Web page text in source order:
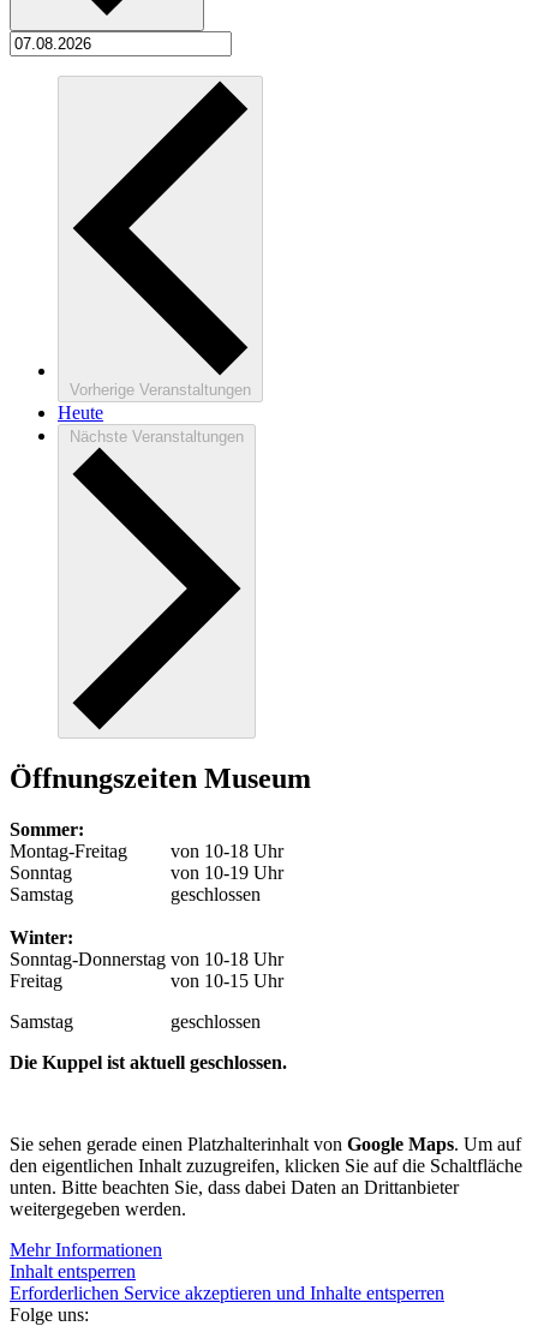
Vorherige Veranstaltungen
Heute
Nächste Veranstaltungen
Öffnungszeiten Museum
Sommer:
Montag-Freitag
von 10-18 Uhr
Sonntag
von 10-19 Uhr
Samstag
geschlossen
Winter:
Sonntag-Donnerstag von 10-18 Uhr
Freitag
von 10-15 Uhr
Samstag
geschlossen
Die Kuppel ist aktuell geschlossen.
Sie sehen gerade einen Platzhalterinhalt von Google Maps. Um auf
den eigentlichen Inhalt zuzugreifen, klicken Sie auf die Schaltfläche
unten. Bitte beachten Sie, dass dabei Daten an Drittanbieter
weitergegeben werden.
Mehr Informationen
Inhalt entsperren
Erforderlichen Service akzeptieren und Inhalte entsperren
Folge uns: